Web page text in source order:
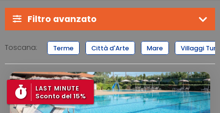
Filtro avanzato
Toscana: Terme Città d'Arte Mare Villaggi
LAST MINUTE
Sconto del 15%